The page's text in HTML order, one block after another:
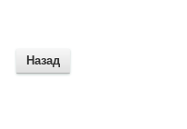
Назад